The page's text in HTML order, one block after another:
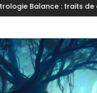
Balance : traits